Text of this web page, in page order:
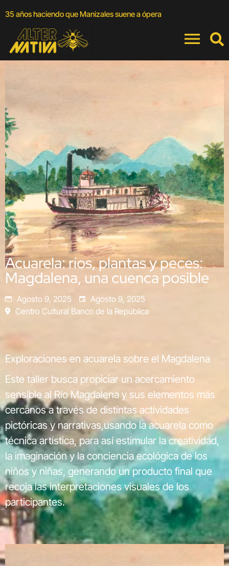
35 años haciendo que Manizales suene a ópera
Acuarela: ríos, plantas y peces:
Magdalena, una cuenca posible
Agosto 9, 2025
Agosto 9, 2025
Centro Cultural Banco de la República
Exploraciones en acuarela sobre el Magdalena
Este taller busca propiciar un acercamiento
sensible al Río Magdalena y sus elementos más
cercanos a través de distintas actividades
pictóricas y narrativas,usando la acuarela como
técnica artística, para así estimular la creatividad,
la imaginación y la conciencia ecológica de los
niños y niñas, generando un producto final que
recoja las interpretaciones visuales de los
participantes.